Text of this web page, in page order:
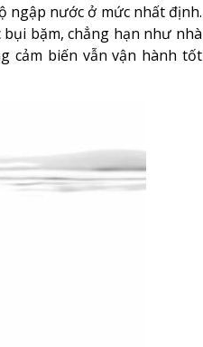
ngập nước ở mức nhất định.
bặm, chẳng hạn như nhà
cảm biến vẫn vận hành tốt